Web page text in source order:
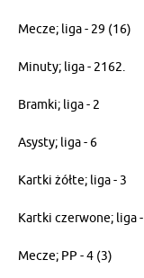
Mecze; liga - 29 (16)
Minuty; liga - 2162.
Bramki; liga - 2
Asysty; liga - 6
Kartki żółte; liga - 3
Kartki czerwone; liga -
Mecze; PP - 4 (3)